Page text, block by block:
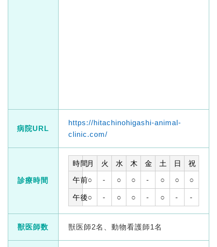
病院URL
https://hitachinohigashi-animal-
clinic.com/
診療時間
時間月 火 水 木 金 土 日
祝
午前○ - ○ ○ - ○ ○ ○
午後○ - ○ ○ - ○ - -
獣医師数 獣医師2名、動物看護師1名